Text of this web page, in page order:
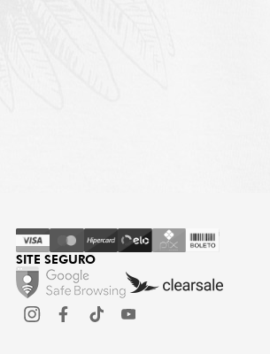
SITE SEGURO